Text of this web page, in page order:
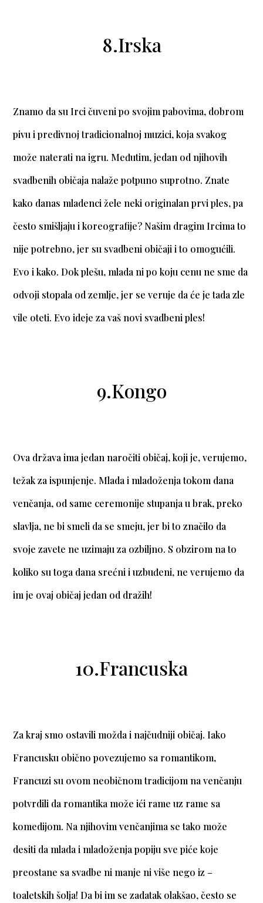
8.Irska
Znamo da su Irci čuveni po svojim pabovima, dobrom
pivu i predivnoj tradicionalnoj muzici, koja svakog
može naterati na igru. Međutim, jedan od njihovih
svadbenih običaja nalaže potpuno suprotno. Znate
kako danas mladenci žele neki originalan prvi ples, pa
često smišljaju i koreografije? Našim dragim Ircima to
nije potrebno, jer su svadbeni običaji i to omogućili.
Evo i kako. Dok plešu, mlada ni po koju cenu ne sme da
odvoji stopala od zemlje, jer se veruje da će je tada zle
vile oteti. Evo ideje za vaš novi svadbeni ples!
9.Kongo
Ova država ima jedan naročiti običaj, koji je, verujemo,
težak za ispunjenje. Mlada i mladoženja tokom dana
venčanja, od same ceremonije stupanja u brak, preko
slavlja, ne bi smeli da se smeju, jer bi to značilo da
svoje zavete ne uzimaju za ozbiljno. S obzirom na to
koliko su toga dana srećni i uzbuđeni, ne verujemo da
im je ovaj običaj jedan od dražih!
10.Francuska
Za kraj smo ostavili možda i najčudniji običaj. Iako
Francusku obično povezujemo sa romantikom,
Francuzi su ovom neobičnom tradicijom na venčanju
potvrdili da romantika može ići rame uz rame sa
komedijom. Na njihovim venčanjima se tako može
desiti da mlada i mladoženja popiju sve piće koje
preostane sa svadbe ni manje ni više nego iz –
toaletskih šolja! Da bi im se zadatak olakšao, često se